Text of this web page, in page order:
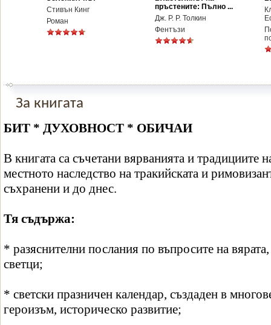
Стивън Кинг
Роман
пръстените: Пълно ...
Дж. Р. Р. Толкин
Фентъзи
За книгата
БИТ * ДУХОВНОСТ * ОБИЧАИ
В книгата са съчетани вярванията и традициите
местното наследство на тракийската и
съхранени и до днес.
Тя съдържа:
* разяснителни послания по въпросите на
светци;
* светски празничен календар, създаден в
героизъм, историческо развитие;